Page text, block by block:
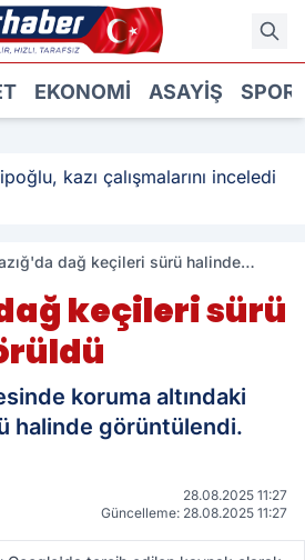
EKONOMI ASAYIŞ SPOR
kazı çalışmalarını inceledi
dağ keçileri sürü halinde
keçileri sürü
koruma altındaki
halinde görüntülendi.
28.08.2025 11:27
Güncelleme: 28.08.2025 11:27